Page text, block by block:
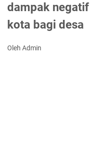
dampak
kota bagi desa
Oleh Admin